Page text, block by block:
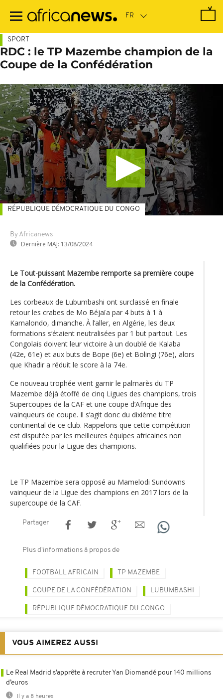
contenu
SPORT
RDC : le TP Mazembe champion de la
Coupe de la Confédération
By Africanews
Dernière MAJ: 13/08/2024
RÉPUBLIQUE DÉMOCRATIQUE DU CONGO
Le Tout-puissant Mazembe remporte sa première coupe
de la Confédération.
Les corbeaux de Lubumbashi ont surclassé en finale
retour les crabes de Mo Béjaïa par 4 buts à 1 à
Kamalondo, dimanche. À l’aller, en Algérie, les deux
formations s‘étaient neutralisées par 1 but partout. Les
Congolais doivent leur victoire à un doublé de Kalaba
(42e, 61e) et aux buts de Bope (6e) et Bolingi (76e), alors
que Khadir a réduit le score à la 74e.
Ce nouveau trophée vient garnir le palmarès du TP
Mazembe déjà étoffé de cinq Ligues des champions, trois
Supercoupes de la CAF et une coupe d’Afrique des
vainqueurs de coupe. Il s’agit donc du dixième titre
continental de ce club. Rappelons que cette compétition
est disputée par les meilleures équipes africaines non
qualifiées pour la Ligue des champions.
Le TP Mazembe sera opposé au Mamelodi Sundowns
vainqueur de la Ligue des champions en 2017 lors de la
supercoupe de la CAF.
Partager
Plus d'informations à propos de
FOOTBALL AFRICAIN TP MAZEMBE
COUPE DE LA CONFÉDÉRATION LUBUMBASHI
RÉPUBLIQUE DÉMOCRATIQUE DU CONGO
VOUS AIMEREZ AUSSI
Le Real Madrid s’apprête à recruter Yan Diomandé pour 140 millions
d’euros
Il y a 8 heures